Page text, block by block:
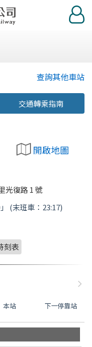
登
入
查詢其他車站
交通轉乘指南
開啟地圖
光復路 1 號
(末班車：23:17)
刻表
本站 下一停靠站